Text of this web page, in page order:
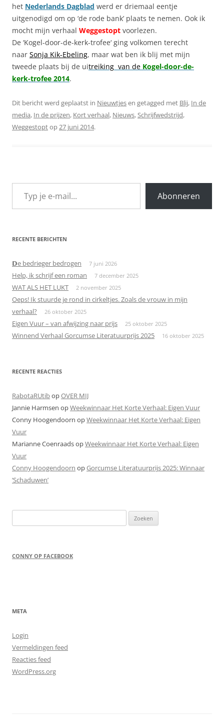
het Nederlands Dagblad werd er driemaal eentje
uitgenodigd om op ‘de rode bank’ plaats te nemen. Ook ik
mocht mijn verhaal Weggestopt voorlezen.
De ‘Kogel-door-de-kerk-trofee‘ ging volkomen terecht
naar Sonja Kik-Ebeling, maar wat ben ik blij met mijn
tweede plaats bij de uitreiking van de Kogel-door-de-
kerk-trofee 2014.
Dit bericht werd geplaatst in Nieuwtjesen getagged met Blij, In de
media, In de prijzen, Kort verhaal, Nieuws,Schrijfwedstrijd,
Weggestoptop27 juni 2014.
Typ je e-mail...
Abonneren
RECENTE BERICHTEN
𝗗e bedrieger bedrogen 7 juni 2026
Help, ik schrijf een roman 7 december 2025
WAT ALS HET LUKT 2 november 2025
Oeps! Ik stuurde je rond in cirkeltjes. Zoals de vrouw in mijn
verhaal?
26 oktober 2025
Eigen Vuur – van afwijzing naar prijs 25 oktober 2025
Winnend Verhaal Gorcumse Literatuurprijs 2025 16 oktober 2025
RECENTE REACTIES
RabotaRUtibopOVER MIJ
Jannie Harmsen opWeekwinnaar Het Korte Verhaal: Eigen Vuur
Conny Hoogendoorn opWeekwinnaar Het Korte Verhaal: Eigen
Vuur
Marianne CoenraadsopWeekwinnaar Het Korte Verhaal: Eigen
Vuur
Conny Hoogendoorn opGorcumse Literatuurprijs 2025: Winnaar
‘Schaduwen’
naar:
CONNY OP FACEBOOK
META
Login
Vermeldingen feed
Reacties feed
WordPress.org